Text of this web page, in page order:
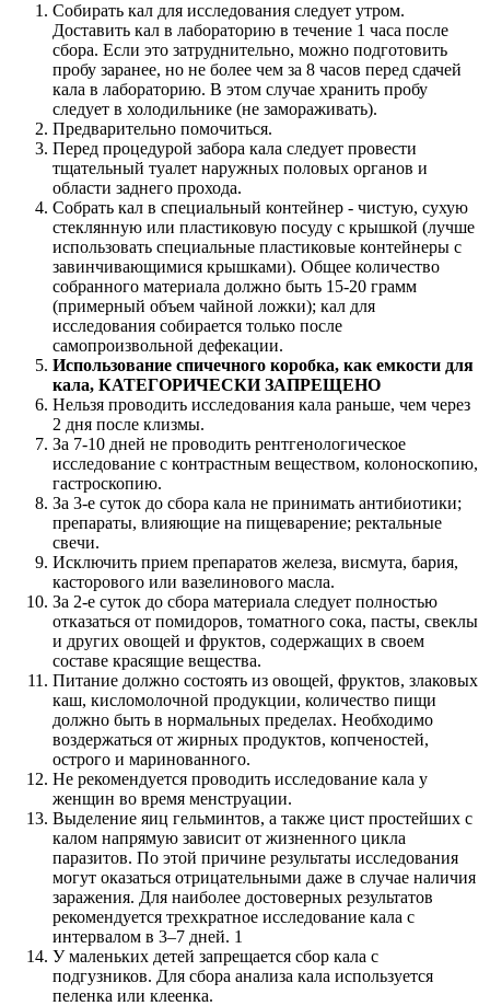
Собирать кал для исследования следует утром.
Доставить кал в лабораторию в течение 1 часа после
сбора. Если это затруднительно, можно подготовить
пробу заранее, но не более чем за 8 часов перед сдачей
кала в лабораторию. В этом случае хранить пробу
следует в холодильнике (не замораживать).
Предварительно помочиться.
Перед процедурой забора кала следует провести
тщательный туалет наружных половых органов и
области заднего прохода.
Собрать кал в специальный контейнер - чистую, сухую
стеклянную или пластиковую посуду с крышкой (лучше
использовать специальные пластиковые контейнеры с
завинчивающимися крышками). Общее количество
собранного материала должно быть 15-20 грамм
(примерный объем чайной ложки); кал для
исследования собирается только после
самопроизвольной дефекации.
Использование спичечного коробка, как емкости для
кала, КАТЕГОРИЧЕСКИ ЗАПРЕЩЕНО
Нельзя проводить исследования кала раньше, чем через
2 дня после клизмы.
За 7-10 дней не проводить рентгенологическое
исследование с контрастным веществом, колоноскопию,
гастроскопию.
За 3-е суток до сбора кала не принимать антибиотики;
препараты, влияющие на пищеварение; ректальные
свечи.
Исключить прием препаратов железа, висмута, бария,
касторового или вазелинового масла.
За 2-е суток до сбора материала следует полностью
отказаться от помидоров, томатного сока, пасты, свеклы
и других овощей и фруктов, содержащих в своем
составе красящие вещества.
Питание должно состоять из овощей, фруктов, злаковых
каш, кисломолочной продукции, количество пищи
должно быть в нормальных пределах. Необходимо
воздержаться от жирных продуктов, копченостей,
острого и маринованного.
Не рекомендуется проводить исследование кала у
женщин во время менструации.
Выделение яиц гельминтов, а также цист простейших с
калом напрямую зависит от жизненного цикла
паразитов. По этой причине результаты исследования
могут оказаться отрицательными даже в случае наличия
заражения. Для наиболее достоверных результатов
рекомендуется трехкратное исследование кала с
интервалом в 3–7 дней. 1
У маленьких детей запрещается сбор кала с
подгузников. Для сбора анализа кала используется
пеленка или клеенка.